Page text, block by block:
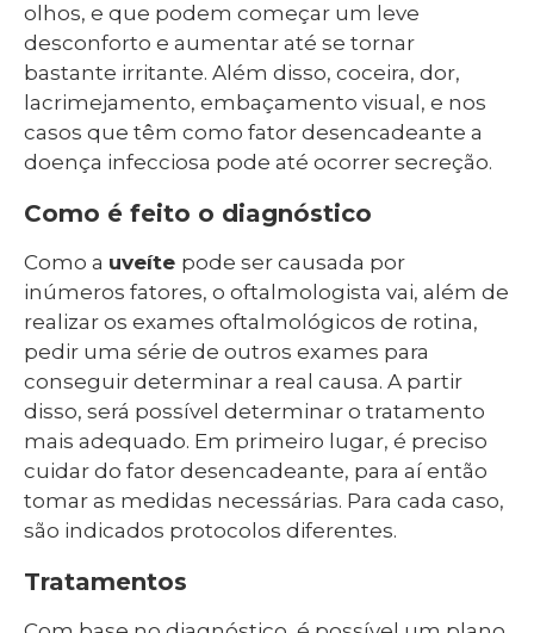
olhos, e que podem começar um leve
desconforto e aumentar até se tornar
bastante irritante. Além disso, coceira, dor,
lacrimejamento, embaçamento visual, e nos
casos que têm como fator desencadeante a
doença infecciosa pode até ocorrer secreção.
Como é feito o diagnóstico
Como a uveíte pode ser causada por
inúmeros fatores, o oftalmologista vai, além de
realizar os exames oftalmológicos de rotina,
pedir uma série de outros exames para
conseguir determinar a real causa. A partir
disso, será possível determinar o tratamento
mais adequado. Em primeiro lugar, é preciso
cuidar do fator desencadeante, para aí então
tomar as medidas necessárias. Para cada caso,
são indicados protocolos diferentes.
Tratamentos